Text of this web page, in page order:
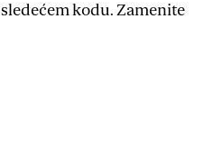
kodu. Zamenite